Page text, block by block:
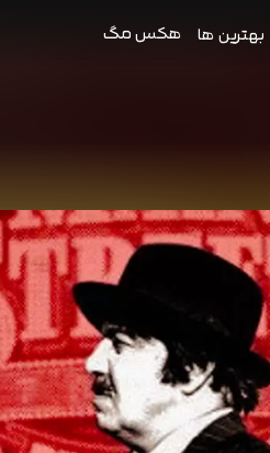
بهترین ها هکس مگ